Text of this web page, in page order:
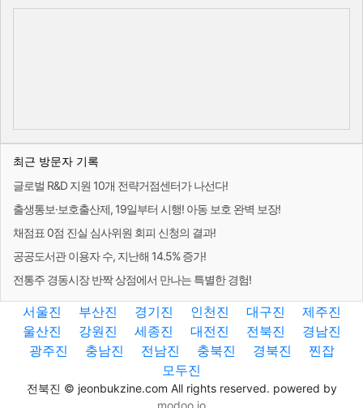
최근 방문자 기록
글로벌 R&D 지원 10개 전략거점센터가 나선다!
출생통보·보호출산제, 19일부터 시행! 아동 보호 완벽 보장!
채점표 0점 진실 심사위원 회피 신청의 결과!
공공도서관 이용자 수, 지난해 14.5% 증가!
전통주 경동시장 반짝 상점에서 만나는 특별한 경험!
서울진 부산진 경기진 인천진 대구진
제주진
울산진
강원진 세종진 대전진 전북진
경남진
광주진
충남진 전남진 충북진 경북진
찐잡
모두진
전북진 © jeonbukzine.com All rights reserved. powered by
modoo.io